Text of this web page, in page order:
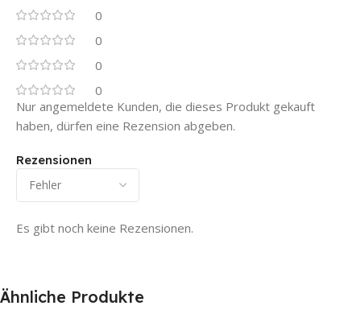
0
0
0
0
Rezensionen
Es gibt noch keine Rezensionen.
Nur angemeldete Kunden, die dieses Produkt gekauft
haben, dürfen eine Rezension abgeben.
Ähnliche Produkte